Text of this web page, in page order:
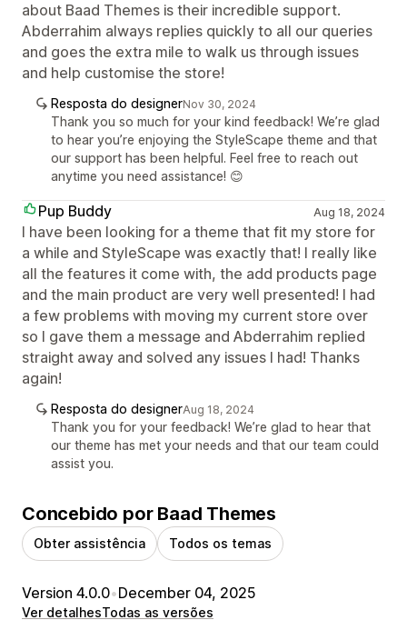
about Baad Themes is their incredible support.
Abderrahim always replies quickly to all our queries
and goes the extra mile to walk us through issues
and help customise the store!
Resposta do designerNov 30, 2024
Thank you so much for your kind feedback! We’re glad
to hear you’re enjoying the StyleScape theme and that
our support has been helpful. Feel free to reach out
anytime you need assistance! 😊
Pup Buddy Aug 18, 2024
I have been looking for a theme that fit my store for
a while and StyleScape was exactly that! I really like
all the features it come with, the add products page
and the main product are very well presented! I had
a few problems with moving my current store over
so I gave them a message and Abderrahim replied
straight away and solved any issues I had! Thanks
again!
Resposta do designerAug 18, 2024
Thank you for your feedback! We’re glad to hear that
our theme has met your needs and that our team could
assist you.
Concebido por Baad Themes
Obter assistência Todos os temas
Version 4.0.0•December 04, 2025
Ver detalhesTodas as versões